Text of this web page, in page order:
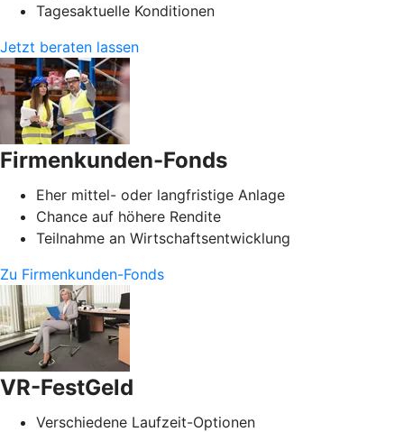
Tagesaktuelle Konditionen
Jetzt beraten lassen
Firmenkunden-Fonds
Eher mittel- oder langfristige Anlage
Chance auf höhere Rendite
Teilnahme an Wirtschaftsentwicklung
Zu Firmenkunden-Fonds
VR-FestGeld
Verschiedene Laufzeit-Optionen